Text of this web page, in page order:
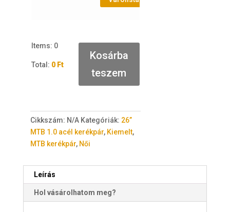
Items: 0
Total: 0 Ft
e
m
s
.
o
u
Kosárba
teszem
Cikkszám: N/A Kategóriák: 26”
MTB 1.0 acél kerékpár, Kiemelt,
MTB kerékpár, Női
Leírás
Hol vásárolhatom meg?